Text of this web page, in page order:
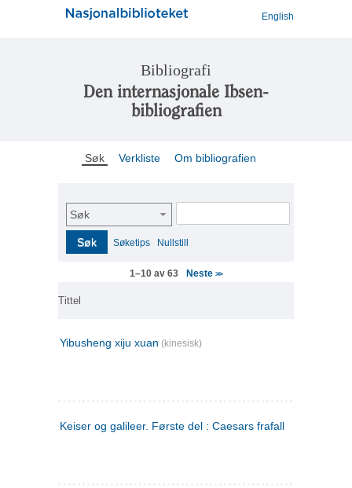
English
Bibliografi
Den internasjonale Ibsen-
bibliografien
Søk Verkliste Om bibliografien
Søk
Søk Søketips Nullstill
1–10 av 63 Neste>>
Tittel
Yibusheng xiju xuan (kinesisk)
Keiser og galileer. Første del : Caesars frafall